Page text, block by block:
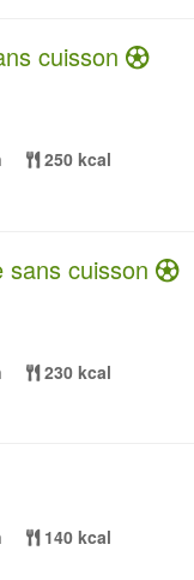
cuisson
250 kcal
sans cuisson
230 kcal
140 kcal